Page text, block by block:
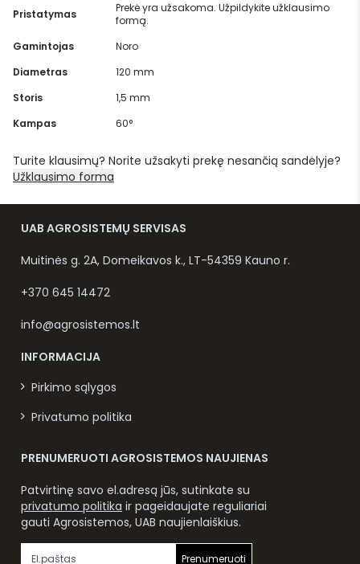
Pristatymas
Prekė yra užsakoma. Užpildykite užklausimo
formą.
Gamintojas
Noro
Diametras
120 mm
Storis
1,5 mm
Kampas
60°
Turite klausimų? Norite užsakyti prekę nesančią sandėlyje?
Užklausimo forma
UAB AGROSISTEMŲ SERVISAS
Muitinės g. 2A, Domeikavos k., LT-54359 Kauno r.
+370 645 14472
info@agrosistemos.lt
INFORMACIJA
Pirkimo sąlygos
Privatumo politika
PRENUMERUOTI AGROSISTEMOS NAUJIENAS
Patvirtinę savo el.adresą jūs, sutinkate su
privatumo politika ir pageidaujate reguliariai
gauti Agrosistemos, UAB naujienlaiškius.
Prenumeruoti